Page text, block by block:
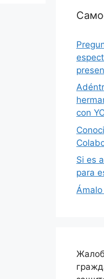
con
Si es
para